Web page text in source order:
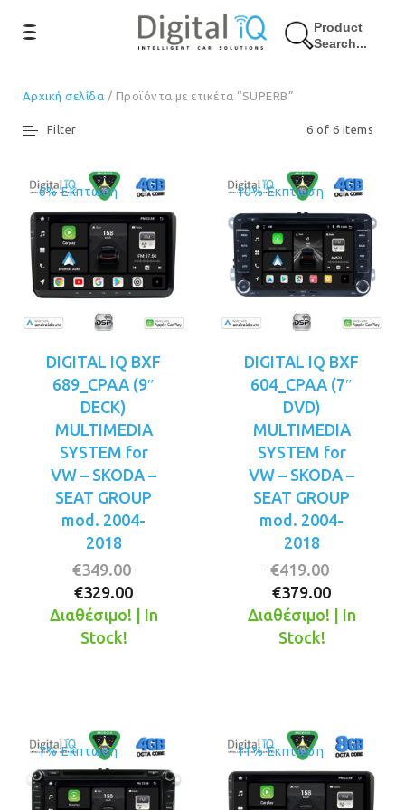
Product
Search...
Αρχική σελίδα / Προϊόντα με ετικέτα “SUPERB”
6 of 6 items
Filter
6% Έκπτωση
DIGITAL IQ BXF
689_CPAA (9″
DECK)
MULTIMEDIA
SYSTEM for
VW – SKODA –
SEAT GROUP
mod. 2004-
2018
€349.00
was:
€329.00
τρέχουσα
Διαθέσιμο! | In
Stock!
10% Έκπτωση
DIGITAL IQ BXF
604_CPAA (7″
DVD)
MULTIMEDIA
SYSTEM for
VW – SKODA –
SEAT GROUP
mod. 2004-
2018
€419.00
was:
€379.00
Διαθέσιμο! | In
Stock!
7% Έκπτωση 11% Έκπτωση